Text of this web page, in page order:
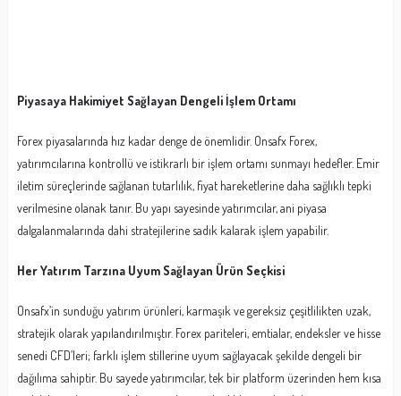
Piyasaya Hakimiyet Sağlayan Dengeli İşlem Ortamı
Forex piyasalarında hız kadar denge de önemlidir. Onsafx Forex,
yatırımcılarına kontrollü ve istikrarlı bir işlem ortamı sunmayı hedefler. Emir
iletim süreçlerinde sağlanan tutarlılık, fiyat hareketlerine daha sağlıklı tepki
verilmesine olanak tanır. Bu yapı sayesinde yatırımcılar, ani piyasa
dalgalanmalarında dahi stratejilerine sadık kalarak işlem yapabilir.
Her Yatırım Tarzına Uyum Sağlayan Ürün Seçkisi
Onsafx’in sunduğu yatırım ürünleri, karmaşık ve gereksiz çeşitlilikten uzak,
stratejik olarak yapılandırılmıştır. Forex pariteleri, emtialar, endeksler ve hisse
senedi CFD’leri; farklı işlem stillerine uyum sağlayacak şekilde dengeli bir
dağılıma sahiptir. Bu sayede yatırımcılar, tek bir platform üzerinden hem kısa